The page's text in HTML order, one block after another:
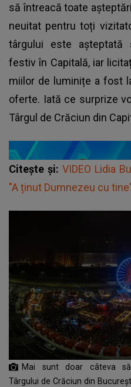
să întreacă toate
neuitat pentru toți
târgului este așteptată
festiv în Capitală, iar
miilor de luminițe a fost
oferte. Iată ce surprize
Târgul de Crăciun din
Citește și:VIDEO Lidia
"A ținut Dumnezeu cu
Mai sunt doar câteva
Târgului de Crăciun din